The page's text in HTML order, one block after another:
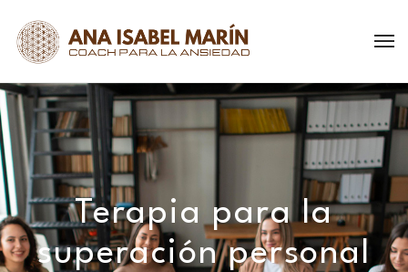
Terapia para la
superación personal